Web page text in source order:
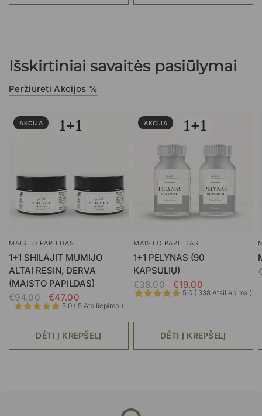
Išskirtiniai savaitės pasiūlymai
Peržiūrėti Akcijos %
AKCIJA
MAISTO PAPILDAS
1+1 SHILAJIT MUMIJO
ALTAI RESIN, DERVA
(MAISTO PAPILDAS)
€94.00
€47.00
5.0 ( 5 Atsiliepimai)
DĖTI Į KREPŠELĮ
AKCIJA
MAISTO PAPILDAS
1+1 PELYNAS (90
KAPSULIŲ)
€38.00
€19.00
5.0 ( 338 Atsiliepimai)
DĖTI Į KREPŠELĮ